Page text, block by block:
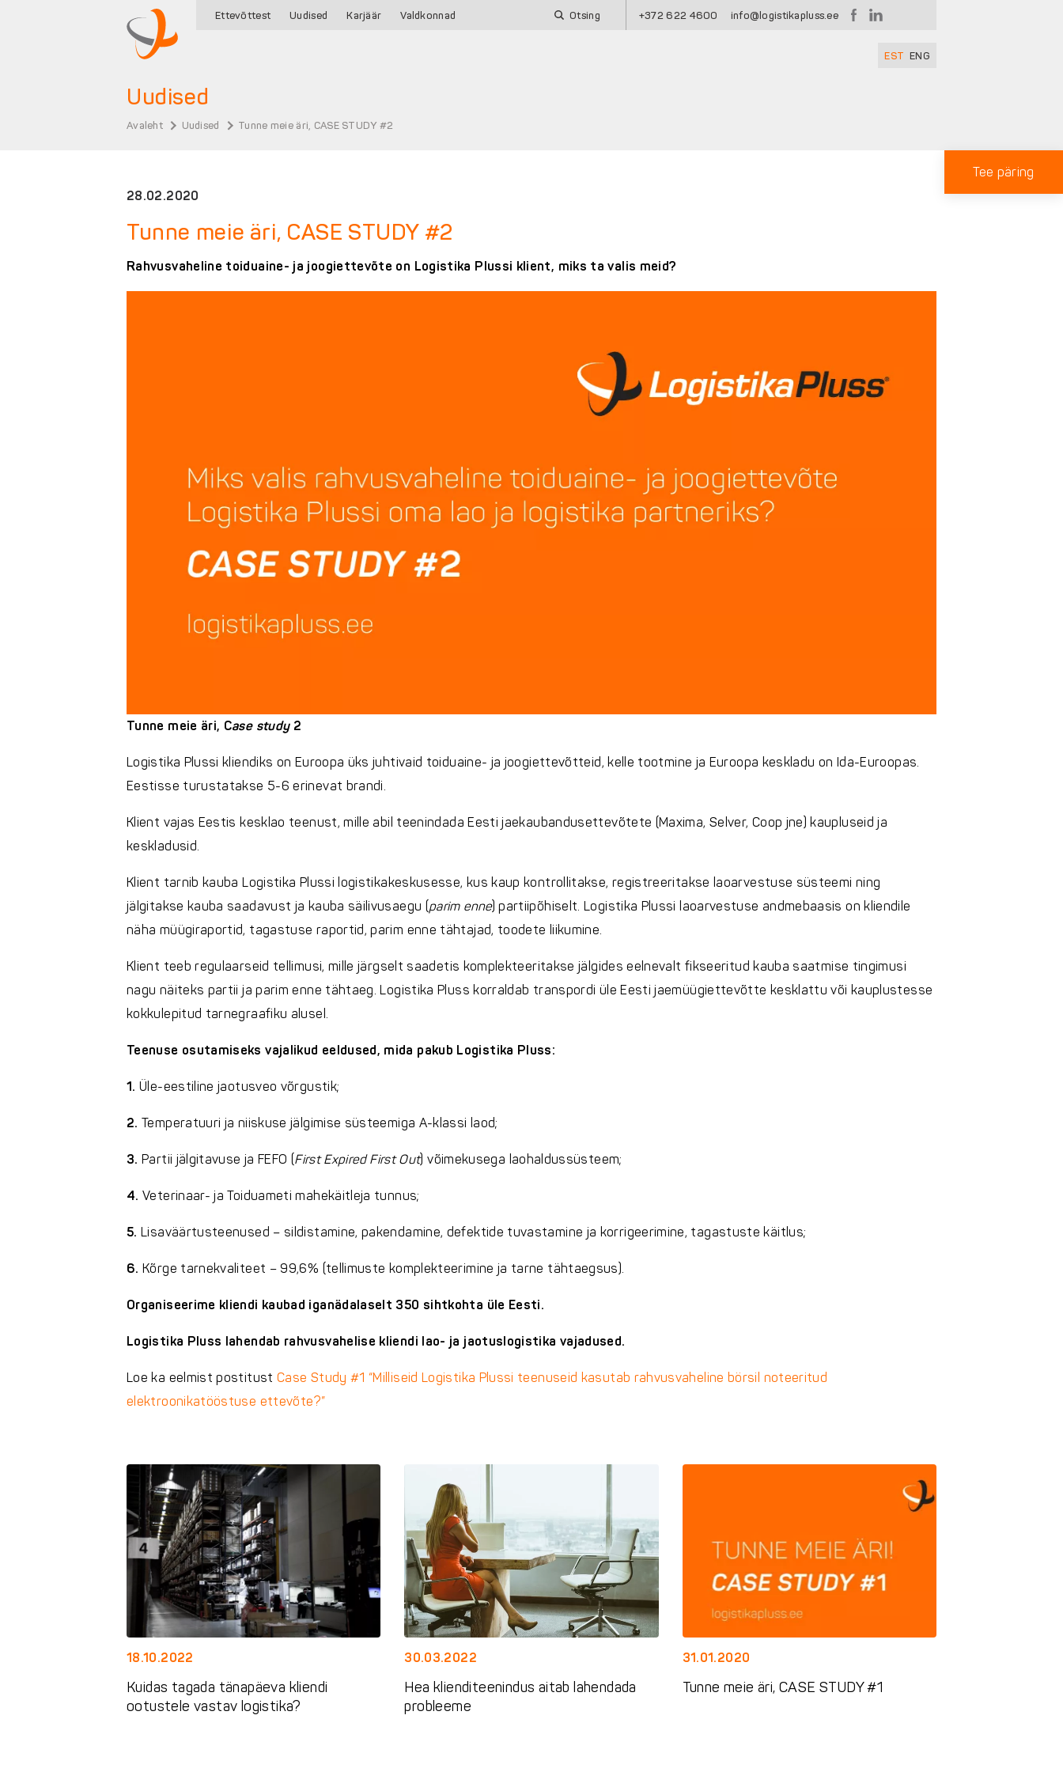
Ettevõttest Uudised Karjäär Valdkonnad Otsing +372 622 4600 info@logistikapluss.ee
EST ENG
Tee päring
Uudised
Avaleht Uudised Tunne meie äri, CASE STUDY #2
28.02.2020
Tunne meie äri, CASE STUDY #2
Rahvusvaheline toiduaine- ja joogiettevõte on Logistika Plussi klient, miks ta valis meid?
Tunne meie äri, Case study2
Logistika Plussi kliendiks on Euroopa üks juhtivaid toiduaine- ja joogiettevõtteid, kelle tootmine ja Euroopa keskladu on Ida-Euroopas.
Eestisse turustatakse 5-6 erinevat brandi.
Klient vajas Eestis kesklao teenust, mille abil teenindada Eesti jaekaubandusettevõtete (Maxima, Selver, Coop jne) kaupluseid ja
keskladusid.
Klient tarnib kauba Logistika Plussi logistikakeskusesse, kus kaup kontrollitakse, registreeritakse laoarvestuse süsteemi ning
jälgitakse kauba saadavust ja kauba säilivusaegu (parim enne) partiipõhiselt. Logistika Plussi laoarvestuse andmebaasis on kliendile
näha müügiraportid, tagastuse raportid, parim enne tähtajad, toodete liikumine.
Klient teeb regulaarseid tellimusi, mille järgselt saadetis komplekteeritakse jälgides eelnevalt fikseeritud kauba saatmise tingimusi
nagu näiteks partii ja parim enne tähtaeg. Logistika Pluss korraldab transpordi üle Eesti jaemüügiettevõtte kesklattu või kauplustesse
kokkulepitud tarnegraafiku alusel.
Teenuse osutamiseks vajalikud eeldused, mida pakub Logistika Pluss:
1. Üle-eestiline jaotusveo võrgustik;
2.Temperatuuri ja niiskuse jälgimise süsteemiga A-klassi laod;
3.Partii jälgitavuse ja FEFO (First Expired First Out) võimekusega laohaldussüsteem;
4.Veterinaar- ja Toiduameti mahekäitleja tunnus;
5.Lisaväärtusteenused – sildistamine, pakendamine, defektide tuvastamine ja korrigeerimine, tagastuste käitlus;
6.Kõrge tarnekvaliteet – 99,6% (tellimuste komplekteerimine ja tarne tähtaegsus).
Organiseerime kliendi kaubad iganädalaselt 350 sihtkohta üle Eesti.
Logistika Pluss lahendab rahvusvahelise kliendi lao- ja jaotuslogistika vajadused.
Loe ka eelmist postitust Case Study #1 “Milliseid Logistika Plussi teenuseid kasutab rahvusvaheline börsil noteeritud
elektroonikatööstuse ettevõte?”
18.10.2022
Kuidas tagada tänapäeva kliendi
ootustele vastav logistika?
30.03.2022
Hea klienditeenindus aitab lahendada
probleeme
31.01.2020
Tunne meie äri, CASE STUDY #1